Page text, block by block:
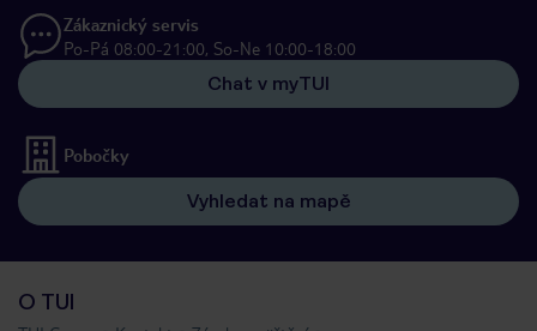
Zákaznický servis
Po-Pá 08:00-21:00, So-Ne 10:00-18:00
Chat v myTUI
Pobočky
Vyhledat na mapě
O TUI